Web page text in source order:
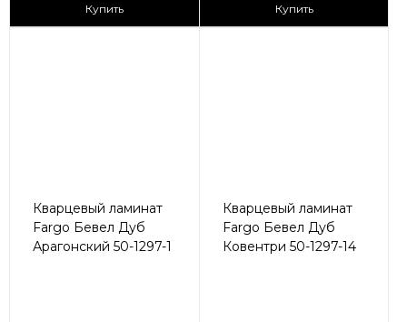
Купить
Купить
Кварцевый ламинат
Fargo Бевел Дуб
Арагонский 50-1297-1
Кварцевый ламинат
Fargo Бевел Дуб
Ковентри 50-1297-14